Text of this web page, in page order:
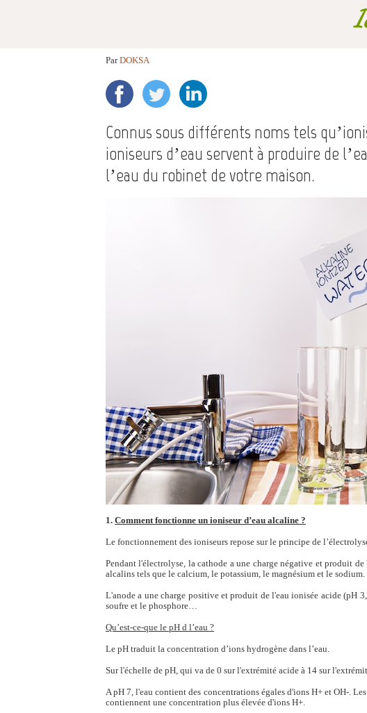
ParDOKSA
Connus sous différents noms tels
ioniseurs d’eau servent à produire de
l’eau du robinet de votre maison.
1. Comment fonctionne un ioniseur d’eau alcaline ?
Le fonctionnement des ioniseurs repose sur le principe de
Pendant l'électrolyse, la cathode a une charge négative et produit
alcalins tels que le calcium, le potassium, le magnésium et le sodium.
L'anode a une charge positive et produit de l'eau ionisée acide (pH
soufre et le phosphore…
Qu’est-ce-que le pH d l’eau ?
Le pH traduit la concentration d’ions hydrogène dans l’eau.
Sur l'échelle de pH, qui va de 0 sur l'extrémité acide à 14 sur
A pH 7, l'eau contient des concentrations égales d'ions H+ et OH-.
contiennent une concentration plus élevée d'ions H+.